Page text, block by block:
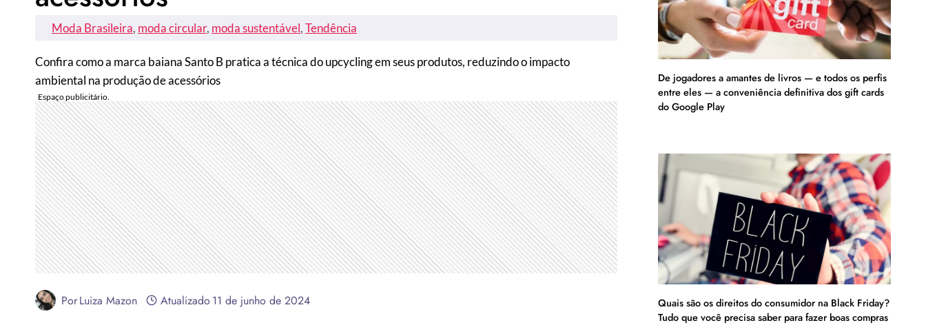
Moda Brasileira, moda circular, moda sustentável, Tendência
Confira como a marca baiana Santo B pratica a técnica do upcycling em seus produtos, reduzindo o impacto
ambiental na produção de acessórios
PorLuiza Mazon Atualizado11 de junho de 2024
De jogadores a amantes de livros — e todos os perfis
entre eles — a conveniência definitiva dos gift cards
do Google Play
Quais são os direitos do consumidor na Black Friday?
Tudo que você precisa saber para fazer boas compras